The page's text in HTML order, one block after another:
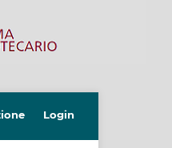
Login